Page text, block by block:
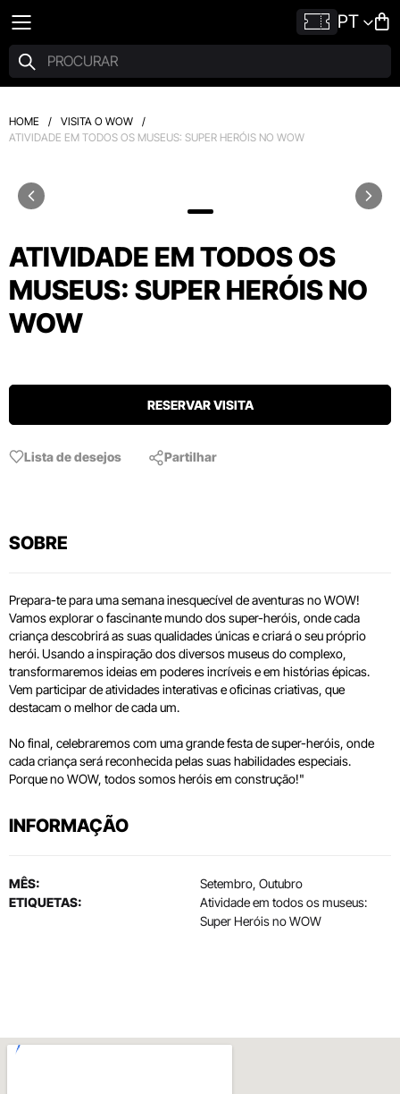
PT
HOME / VISITA O WOW
/
ATIVIDADE EM TODOS OS MUSEUS: SUPER HERÓIS NO WOW
ATIVIDADE EM TODOS OS
MUSEUS: SUPER HERÓIS NO
WOW
RESERVAR VISITA
Lista de desejos Partilhar
SOBRE
Prepara-te para uma semana inesquecível de aventuras no WOW!
Vamos explorar o fascinante mundo dos super-heróis, onde cada
criança descobrirá as suas qualidades únicas e criará o seu próprio
herói. Usando a inspiração dos diversos museus do complexo,
transformaremos ideias em poderes incríveis e em histórias épicas.
Vem participar de atividades interativas e oficinas criativas, que
destacam o melhor de cada um.
No final, celebraremos com uma grande festa de super-heróis, onde
cada criança será reconhecida pelas suas habilidades especiais.
Porque no WOW, todos somos heróis em construção!"
INFORMAÇÃO
MÊS:
Setembro, Outubro
ETIQUETAS:
Atividade em todos os museus:
Super Heróis no WOW